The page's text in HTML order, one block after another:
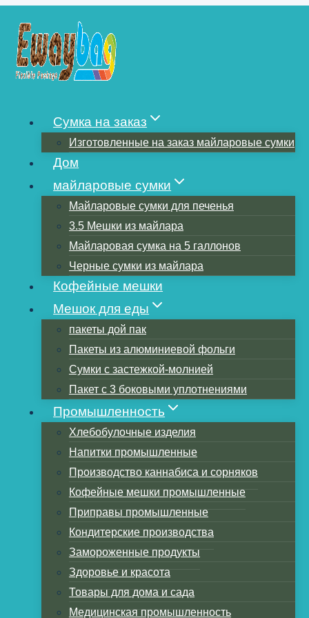
содержимому
Сумка на заказ
Изготовленные на заказ майларовые сумки
Дом
майларовые сумки
Майларовые сумки для печенья
3.5 Мешки из майлара
Майларовая сумка на 5 галлонов
Черные сумки из майлара
Кофейные мешки
Мешок для еды
пакеты дой пак
Пакеты из алюминиевой фольги
Сумки с застежкой-молнией
Пакет с 3 боковыми уплотнениями
Промышленность
Хлебобулочные изделия
Напитки промышленные
Производство каннабиса и сорняков
Кофейные мешки промышленные
Приправы промышленные
Кондитерские производства
Замороженные продукты
Здоровье и красота
Товары для дома и сада
Медицинская промышленность
ПОГЛОТИТЕЛЯ
КИСЛОРОДА ДЛЯ 1-
ГАЛЛОННОГО
МАЙЛАРОВОГО
МЕШКА?
Оглавление
Определение объема пищи
Выбор правильного поглотителя
кислорода
Использование кислородного
поглотителя
Заключение
Что такое поглотители кислорода?
Срок годности
Безопасность
Как работают поглотители кислорода